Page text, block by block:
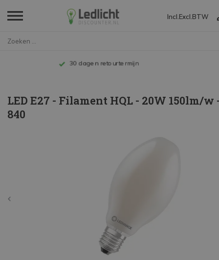
Incl. Excl. BTW
Tot 10 jaar garantie
LED E27 - Filament HQL - 20W 150lm/w
840